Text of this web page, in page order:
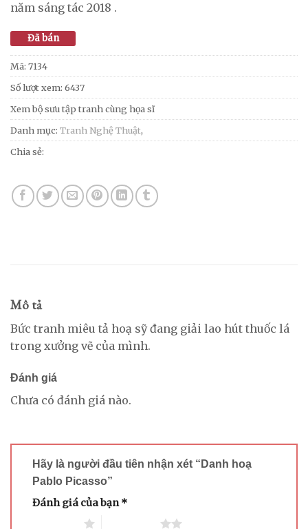
năm sáng tác 2018 .
Đã bán
Mã: 7134
Số lượt xem: 6437
Xem bộ sưu tập tranh cùng họa sĩ
Danh mục: Tranh Nghệ Thuật,
Chia sẻ:
Mô tả
Bức tranh miêu tả hoạ sỹ đang giải lao hút thuốc lá
trong xưởng vẽ của mình.
Đánh giá
Chưa có đánh giá nào.
Hãy là người đầu tiên nhận xét “Danh hoạ
Pablo Picasso”
Đánh giá của bạn*